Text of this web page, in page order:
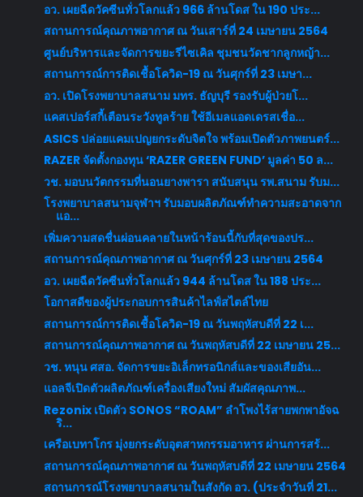
อว. เผยฉีดวัคซีนทั่วโลกแล้ว 966 ล้านโดส ใน 190 ประ...
สถานการณ์คุณภาพอากาศ ณ วันเสาร์ที่ 24 เมษายน 2564
ศูนย์บริหารและจัดการขยะรีไซเคิล ชุมชนวัดชากลูกหญ้า...
สถานการณ์การติดเชื้อโควิด-19 ณ วันศุกร์ที่ 23 เมษา...
อว. เปิดโรงพยาบาลสนาม มทร. ธัญบุรี รองรับผู้ป่วยโ...
แคสเปอร์สกี้เตือนระวังทูลร้าย ใช้อีเมลแอดเดรสเชื่อ...
ASICS ปล่อยแคมเปญยกระดับจิตใจ พร้อมเปิดตัวภาพยนตร์...
RAZER จัดตั้งกองทุน ‘RAZER GREEN FUND’ มูลค่า 50 ล...
วช. มอบนวัตกรรมที่นอนยางพารา สนับสนุน รพ.สนาม รับม...
โรงพยาบาลสนามจุฬาฯ รับมอบผลิตภัณฑ์ทำความสะอาดจาก
แอ...
เพิ่มความสดชื่นผ่อนคลายในหน้าร้อนนี้กับที่สุดของปร...
สถานการณ์คุณภาพอากาศ ณ วันศุกร์ที่ 23 เมษายน 2564
อว. เผยฉีดวัคซีนทั่วโลกแล้ว 944 ล้านโดส ใน 188 ประ...
โอกาสดีของผู้ประกอบการสินค้าไลฟ์สไตล์ไทย
สถานการณ์การติดเชื้อโควิด-19 ณ วันพฤหัสบดีที่ 22 เ...
สถานการณ์คุณภาพอากาศ ณ วันพฤหัสบดีที่ 22 เมษายน 25...
วช. หนุน ศสอ. จัดการขยะอิเล็กทรอนิกส์และของเสียอัน...
แอลจีเปิดตัวผลิตภัณฑ์เครื่องเสียงใหม่ สัมผัสคุณภาพ...
Rezonix เปิดตัว SONOS “ROAM” ลำโพงไร้สายพกพาอัจฉ
ริ...
เครือเบทาโกร มุ่งยกระดับอุตสาหกรรมอาหาร ผ่านการสร้...
สถานการณ์คุณภาพอากาศ ณ วันพฤหัสบดีที่ 22 เมษายน 2564
สถานการณ์โรงพยาบาลสนามในสังกัด อว. (ประจำวันที่ 21...